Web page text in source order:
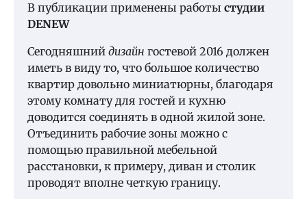
В публикации применены работы студии
DENEW
Сегодняшний дизайн гостевой 2016 должен
иметь в виду то, что большое количество
квартир довольно миниатюрны, благодаря
этому комнату для гостей и кухню
доводится соединять в одной жилой зоне.
Отъединить рабочие зоны можно с
помощью правильной мебельной
расстановки, к примеру, диван и столик
проводят вполне четкую границу.